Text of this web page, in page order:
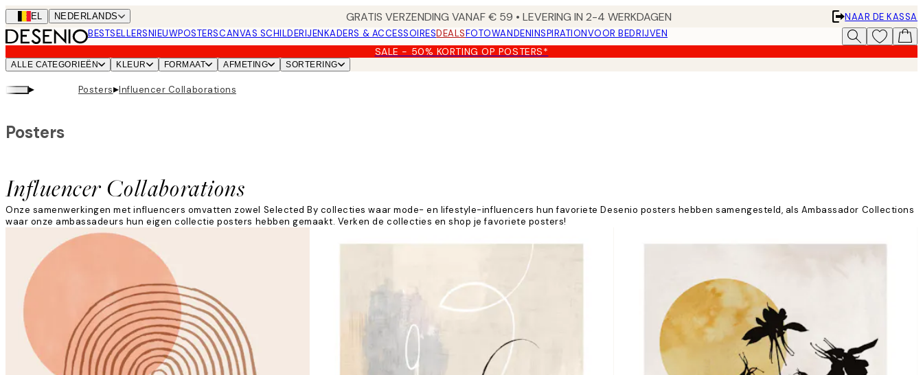
Skip
to
main
content.
BEL NEDERLANDS GRATIS VERZENDING VANAF € 59 • LEVERING IN 2-4 WERKDAGEN
NAAR DE KASSA
BESTSELLERSNIEUWPOSTERSCANVAS SCHILDERIJENKADERS & ACCESSOIRESDEALSFOTOWANDENINSPIRATIONVOOR BEDRIJVEN
SALE - 50% KORTING OP POSTERS*
ALLE CATEGORIEËN KLEUR FORMAAT AFMETING SORTERING
▸ Posters▸Influencer Collaborations
Influencer Collaborations
Posters
Onze samenwerkingen met influencers omvatten zowel Selected By collecties waar mode- en lifestyle-influencers hun favoriete Desenio posters hebben samengesteld, als Ambassador Collections
waar onze ambassadeurs hun eigen collectie posters hebben gemaakt. Verken de collecties en shop je favoriete posters!